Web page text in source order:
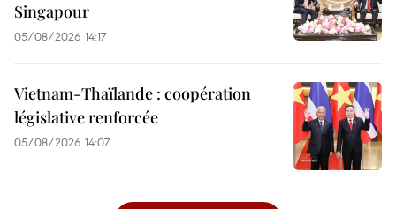
Singapour
05/08/2026 14:17
Vietnam-Thaïlande : coopération
législative renforcée
05/08/2026 14:07